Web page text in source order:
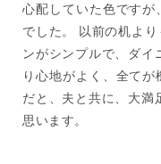
心配していた色です
でした。 以前の机よ
ンがシンプルで、ダイ
り心地がよく、全て
だと、夫と共に、大満
思います。